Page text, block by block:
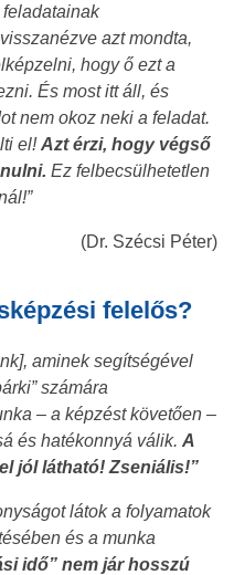
azt mondta,
hogy ő ezt a
És most itt áll, és
nem okoz neki a feladat.
el!Azt érzi, hogy végső
Ez felbecsülhetetlen
(Dr. Szécsi Péter)
felelős?
aminek segítségével
számára
– a képzést követően –
és hatékonnyá válik. A
jól látható! Zseniális!”
látok a folyamatok
és a munka
idő” nem jár hosszú